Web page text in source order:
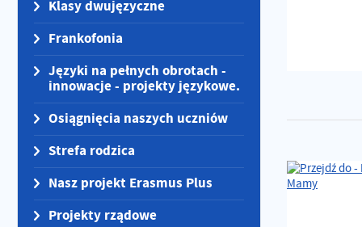
Klasy dwujęzyczne
Frankofonia
Języki na pełnych obrotach -
innowacje - projekty językowe.
Osiągnięcia naszych uczniów
Strefa rodzica
Nasz projekt Erasmus Plus
Projekty rządowe